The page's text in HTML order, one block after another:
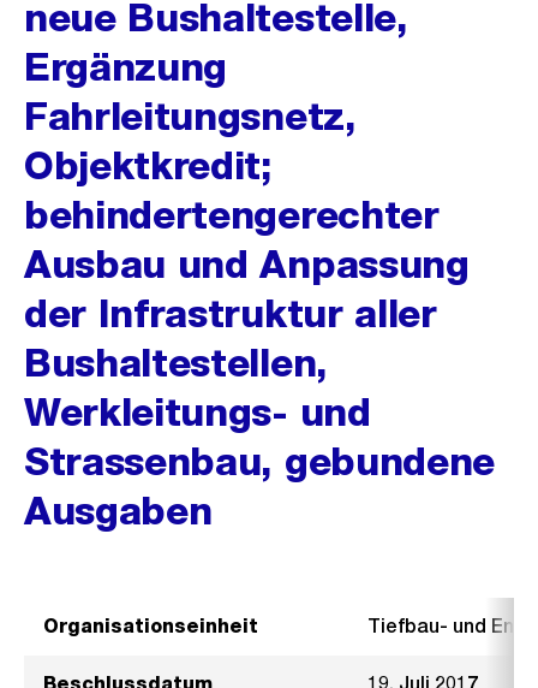
neue Bushaltestelle,
Ergänzung
Fahrleitungsnetz,
Objektkredit;
behindertengerechter
Ausbau und Anpassung
der Infrastruktur aller
Bushaltestellen,
Werkleitungs- und
Strassenbau, gebundene
Ausgaben
Organisationseinheit Tiefbau- und